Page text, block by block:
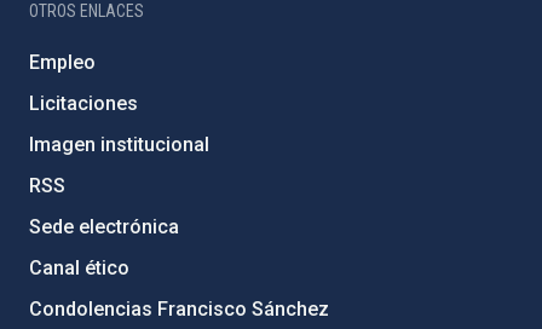
OTROS ENLACES
Empleo
Licitaciones
Imagen institucional
RSS
Sede electrónica
Canal ético
Condolencias Francisco Sánchez